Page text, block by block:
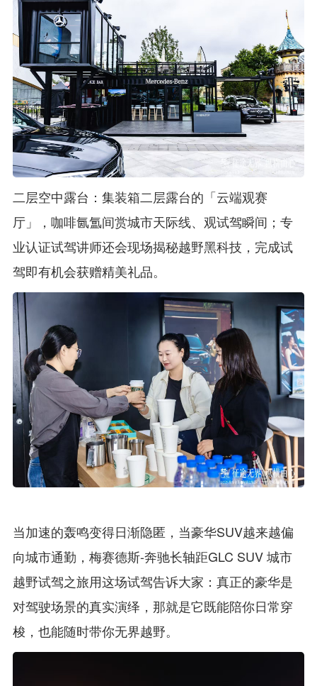
二层空中露台：集装箱二层露台的「云端观赛
厅」，咖啡氤氲间赏城市天际线、观试驾瞬间；专
业认证试驾讲师还会现场揭秘越野黑科技，完成试
驾即有机会获赠精美礼品。
当加速的轰鸣变得日渐隐匿，当豪华SUV越来越偏
向城市通勤，梅赛德斯-奔驰长轴距GLC SUV 城市
越野试驾之旅用这场试驾告诉大家：真正的豪华是
对驾驶场景的真实演绎，那就是它既能陪你日常穿
梭，也能随时带你无界越野。